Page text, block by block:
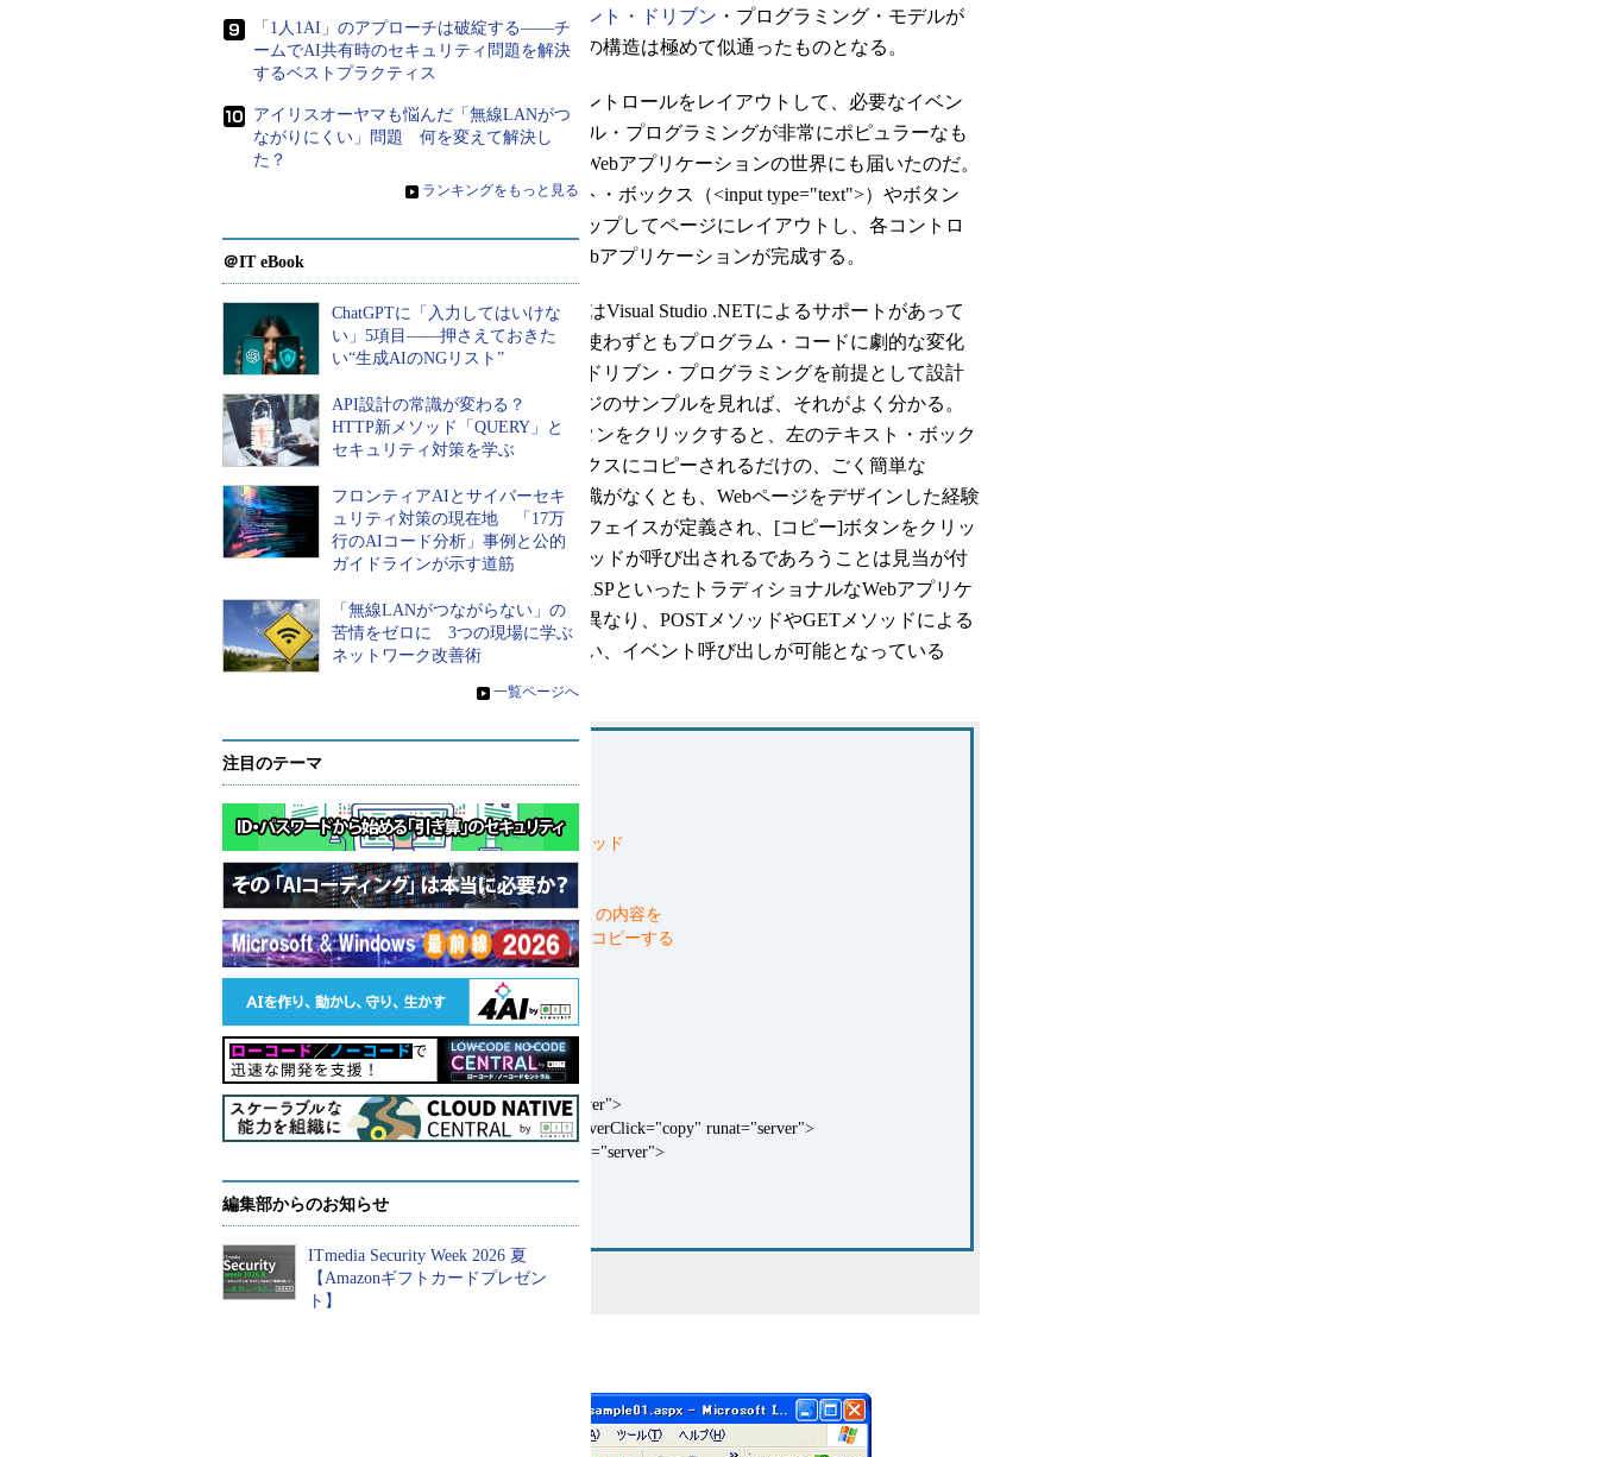
トップ・アプリケーションと同じく、
イベント・ドリブン ・プログラミング・モデルが
採用されているため、基本的なプログラムの構造は極めて似通ったものとなる。
Visual Basicの登場以降、ウィンドウにコントロールをレイアウトして、必要なイベン
ト・ハンドラを実装するというRADスタイル・プログラミングが非常にポピュラーなも
のとなったが、この波がついに、やっと、Webアプリケーションの世界にも届いたのだ。
Webアプリケーションであっても、テキスト・ボックス（<input type="text">）やボタン
（<input type="button">）をドラッグ＆ドロップしてページにレイアウトし、各コントロ
ールにイベントを実装する。これだけでWebアプリケーションが完成する。
こうしたRADスタイル・プログラミングはVisual Studio .NETによるサポートがあって
こそだと思われるかもしれないが、それを使わずともプログラム・コードに劇的な変化
はない。フレームワーク自体がイベント・ドリブン・プログラミングを前提として設計
されているからだ。次に示すASP.NETページのサンプルを見れば、それがよく分かる。
このサンプル・プログラムは、[コピー]ボタンをクリックすると、左のテキスト・ボック
スに入力した文字列が右のテキスト・ボックスにコピーされるだけの、ごく簡単な
ASP.NETページである。特別ASP.NETの知識がなくとも、Webページをデザインした経験
があれば、フォームでユーザー・インターフェイスが定義され、[コピー]ボタンをクリッ
クすると<script>タグで定義されたcopyメソッドが呼び出されるであろうことは見当が付
くだろう。このようにASP.NETは、CGIやASPといったトラディショナルなWebアプリケ
ーションのインターフェイスとはまったく異なり、POSTメソッドやGETメソッドによる
パラメータの受け渡しをまったく意識しない、イベント呼び出しが可能となっている
（内部的にはポストしているのだが）。
2: <html>
4: <script runat="server">
// OnServerClickに対応して呼び出されるメソッド
6:// サーバ・サイドで実行される
7: void copy(Object Sender, EventArgs e) {
8:// 左のテキスト・ボックス（id="keyword"）の内容を
9:// 右のテキスト・ボックス（id="result"）にコピーする
10: result.Value = keyword.Value;
12: </script>
13: </head>
14: <body>
15: <form runat="server">
16: <input id="keyword" type="text" runat="server">
17: <input type="button" value="コピー" OnServerClick="copy" runat="server">
18: <input id="result" type="text" value="" runat="server">
19: </form>
20: </body>
21: </html>
サンプルASP.NETページ
「1人1AI」のアプローチは破綻する――チ
ームでAI共有時のセキュリティ問題を解決
するベストプラクティス
アイリスオーヤマも悩んだ「無線LANがつ
ながりにくい」問題 何を変えて解決し
た？
» ランキングをもっと見る
＠IT eBook
ChatGPTに「入力してはいけな
い」5項目――押さえておきた
い“生成AIのNGリスト”
API設計の常識が変わる？
HTTP新メソッド「QUERY」と
セキュリティ対策を学ぶ
フロンティアAIとサイバーセキ
ュリティ対策の現在地 「17万
行のAIコード分析」事例と公的
ガイドラインが示す道筋
「無線LANがつながらない」の
苦情をゼロに 3つの現場に学ぶ
ネットワーク改善術
» 一覧ページへ
注目のテーマ
編集部からのお知らせ
ITmedia Security Week 2026 夏
【Amazonギフトカードプレゼン
ト】